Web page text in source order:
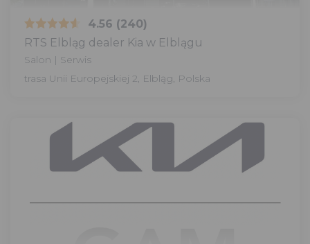
4.56 (240)
RTS Elbląg dealer Kia w Elblągu
Salon | Serwis
trasa Unii Europejskiej 2, Elbląg, Polska